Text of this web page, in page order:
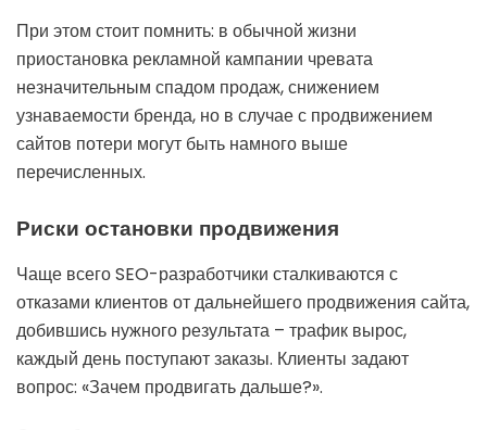
При этом стоит помнить: в обычной жизни
приостановка рекламной кампании чревата
незначительным спадом продаж, снижением
узнаваемости бренда, но в случае с продвижением
сайтов потери могут быть намного выше
перечисленных.
Риски остановки продвижения
Чаще всего SEO-разработчики сталкиваются с
отказами клиентов от дальнейшего продвижения сайта,
добившись нужного результата – трафик вырос,
каждый день поступают заказы. Клиенты задают
вопрос: «Зачем продвигать дальше?».